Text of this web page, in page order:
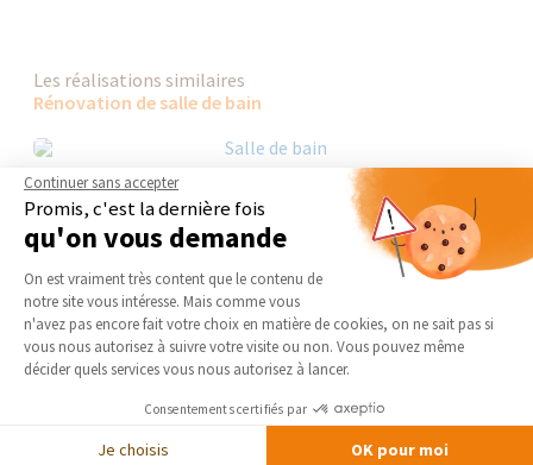
Les réalisations similaires
Rénovation de salle de bain
Nos derniers conseils et actus
Continuer sans accepter
Promis, c'est la dernière fois
qu'on vous demande
Plateforme de Gestion du
On est vraiment très content que le contenu de
notre site vous intéresse. Mais comme vous
n'avez pas encore fait votre choix en matière de cookies, on ne sait pas si
vous nous autorisez à suivre votre visite ou non. Vous pouvez même
décider quels services vous nous autorisez à lancer.
Consentements certifiés par
Je choisis OK pour moi
Axeptio consent